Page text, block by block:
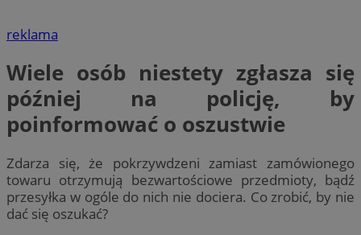
reklama
Wiele osób niestety zgłasza się
później na policję, by
poinformować o oszustwie
Zdarza się, że pokrzywdzeni zamiast zamówionego
towaru otrzymują bezwartościowe przedmioty, bądź
przesyłka w ogóle do nich nie dociera. Co zrobić, by nie
dać się oszukać?